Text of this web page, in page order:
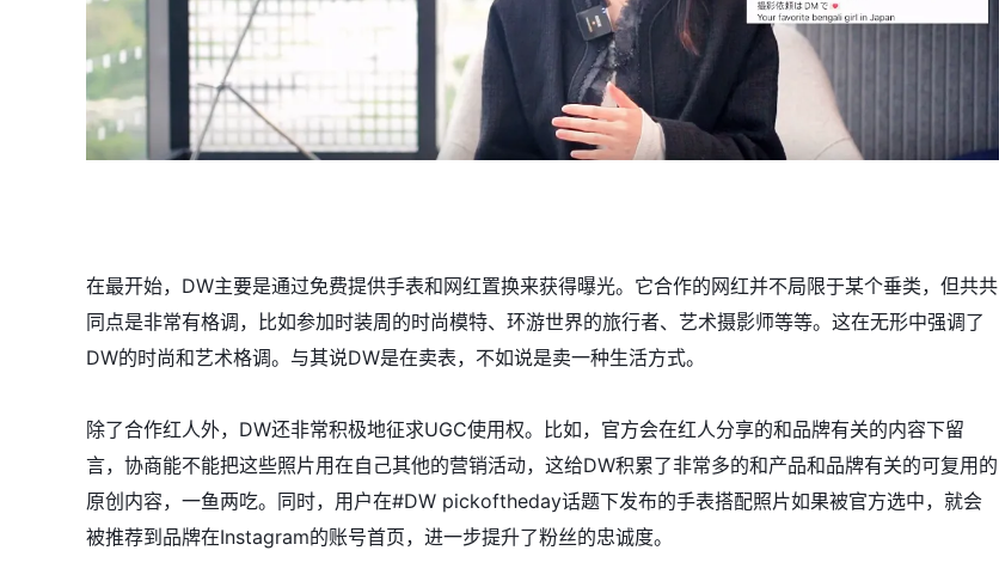
在最开始，DW主要是通过免费提供手表和网红置换来获得曝光。它合作的网红并不局限于某个垂类，但共共
同点是非常有格调，比如参加时装周的时尚模特、环游世界的旅行者、艺术摄影师等等。这在无形中强调了
DW的时尚和艺术格调。与其说DW是在卖表，不如说是卖一种生活方式。
除了合作红人外，DW还非常积极地征求UGC使用权。比如，官方会在红人分享的和品牌有关的内容下留
言，协商能不能把这些照片用在自己其他的营销活动，这给DW积累了非常多的和产品和品牌有关的可复用的
原创内容，一鱼两吃。同时，用户在#DW pickoftheday话题下发布的手表搭配照片如果被官方选中，就会
被推荐到品牌在Instagram的账号首页，进一步提升了粉丝的忠诚度。